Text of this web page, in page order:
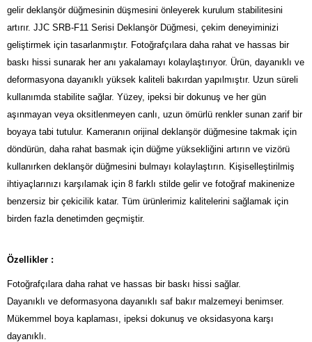
gelir deklanşör düğmesinin düşmesini önleyerek kurulum stabilitesini
artırır. JJC SRB-F11 Serisi Deklanşör Düğmesi, çekim deneyiminizi
geliştirmek için tasarlanmıştır. Fotoğrafçılara daha rahat ve hassas bir
baskı hissi sunarak her anı yakalamayı kolaylaştırıyor. Ürün, dayanıklı ve
deformasyona dayanıklı yüksek kaliteli bakırdan yapılmıştır. Uzun süreli
kullanımda stabilite sağlar. Yüzey, ipeksi bir dokunuş ve her gün
aşınmayan veya oksitlenmeyen canlı, uzun ömürlü renkler sunan zarif bir
boyaya tabi tutulur. Kameranın orijinal deklanşör düğmesine takmak için
döndürün, daha rahat basmak için düğme yüksekliğini artırın ve vizörü
kullanırken deklanşör düğmesini bulmayı kolaylaştırın. Kişiselleştirilmiş
ihtiyaçlarınızı karşılamak için 8 farklı stilde gelir ve fotoğraf makinenize
benzersiz bir çekicilik katar. Tüm ürünlerimiz kalitelerini sağlamak için
birden fazla denetimden geçmiştir.
Özellikler :
Fotoğrafçılara daha rahat ve hassas bir baskı hissi sağlar.
Dayanıklı ve deformasyona dayanıklı saf bakır malzemeyi benimser.
Mükemmel boya kaplaması, ipeksi dokunuş ve oksidasyona karşı
dayanıklı.